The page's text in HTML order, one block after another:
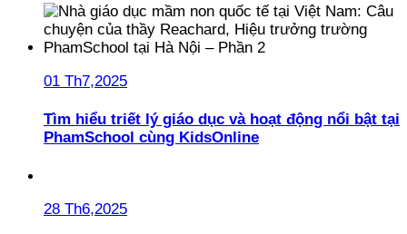
01 Th7,2025
Tìm hiểu triết lý giáo dục và hoạt động nổi bật tại
PhamSchool cùng KidsOnline
28 Th6,2025